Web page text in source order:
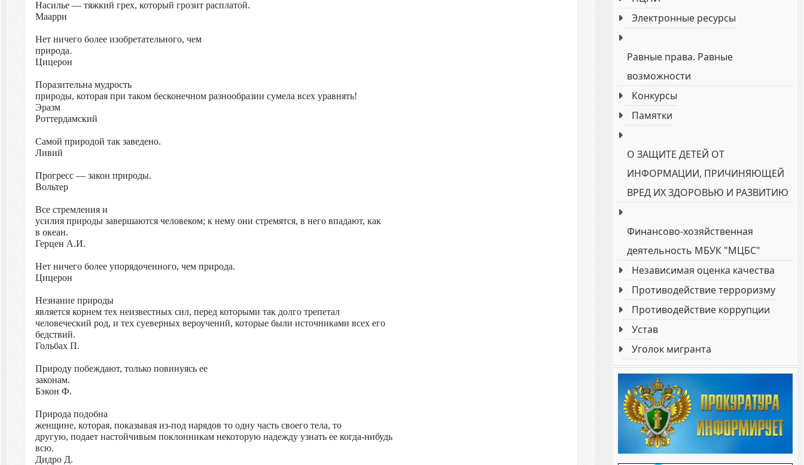
Электронные реcурсы
Равные права. Равные
возможности
Конкурсы
Памятки
О ЗАЩИТЕ ДЕТЕЙ ОТ
ИНФОРМАЦИИ, ПРИЧИНЯЮЩЕЙ
ВРЕД ИХ ЗДОРОВЬЮ И РАЗВИТИЮ
Финансово-хозяйственная
деятельность МБУК "МЦБС"
Независимая оценка качества
Противодействие терроризму
Противодействие коррупции
Устав
Уголок мигранта
Насилье — тяжкий грех, который грозит расплатой.
Маарри
Нет ничего более изобретательного, чем
природа.
Цицерон
Поразительна мудрость
природы, которая при таком бесконечном разнообразии сумела всех уравнять!
Эразм
Роттердамский
Самой природой так заведено.
Ливий
Прогресс — закон природы.
Вольтер
Все стремления и
усилия природы завершаются человеком; к нему они стремятся, в него впадают, как
в океан.
Герцен А.И.
Нет ничего более упорядоченного, чем природа.
Цицерон
Незнание природы
является корнем тех неизвестных сил, перед которыми так долго трепетал
человеческий род, и тех суеверных вероучений, которые были источниками всех его
бедствий.
Гольбах П.
Природу побеждают, только повинуясь ее
законам.
Бэкон Ф.
Природа подобна
женщине, которая, показывая из-под нарядов то одну часть своего тела, то
другую, подает настойчивым поклонникам некоторую надежду узнать ее когда-нибудь
всю.
Дидро Д.